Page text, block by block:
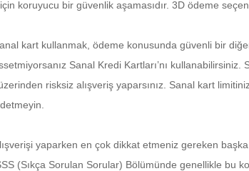
koruyucu bir güvenlik aşamasıdır. 3D ödeme
kart kullanmak, ödeme konusunda güvenli bir
Sanal Kredi Kartları’nı kullanabilirsiniz.
risksiz alışveriş yaparsınız. Sanal kart limitinizi
yaparken en çok dikkat etmeniz gereken
(Sıkça Sorulan Sorular) Bölümünde genellikle bu